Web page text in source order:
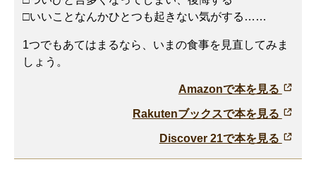
□いいことなんかひとつも起きない気がする……
1つでもあてはまるなら、いまの食事を見直してみま
しょう。
Amazonで本を見る
Rakutenブックスで本を見る
Discover 21で本を見る